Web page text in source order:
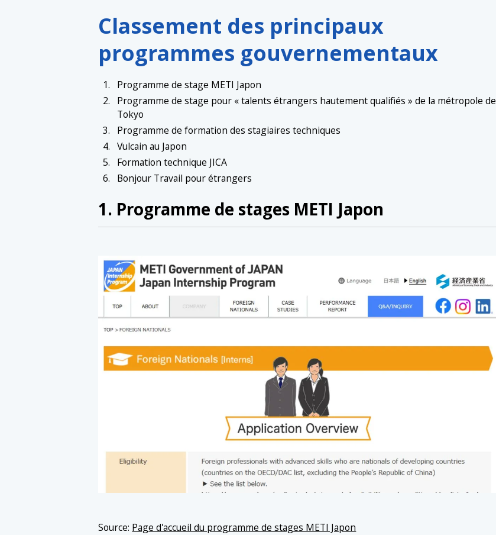
Classement des principaux
programmes gouvernementaux
Programme de stage METI Japon
Programme de stage pour « talents étrangers hautement qualifiés » de la métropole de
Tokyo
Programme de formation des stagiaires techniques
Vulcain au Japon
Formation technique JICA
Bonjour Travail pour étrangers
1. Programme de stages METI Japon
Source: Page d'accueil du programme de stages METI Japon